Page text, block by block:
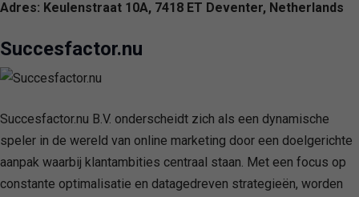
Adres: Keulenstraat 10A, 7418 ET Deventer, Netherlands
Succesfactor.nu
Succesfactor.nu B.V. onderscheidt zich als een dynamische
speler in de wereld van online marketing door een doelgerichte
aanpak waarbij klantambities centraal staan. Met een focus op
constante optimalisatie en datagedreven strategieën, worden